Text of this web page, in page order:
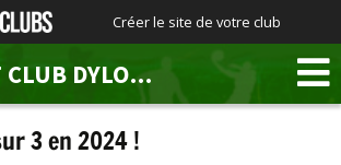
Créer le site de votre club
BASKET CLUB DYLOIS WAVRE
3 en 2024 !